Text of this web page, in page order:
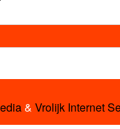
& Vrolijk Internet